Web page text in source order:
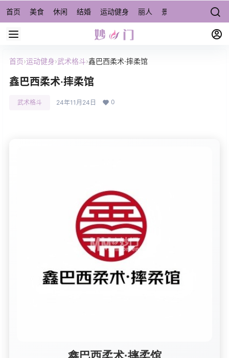
首页 美食 休闲 结婚 运动健身 丽人 景点/周边游 宠物
首页›运动健身›武术格斗›鑫巴西柔术·摔柔馆
鑫巴西柔术·摔柔馆
武术格斗 24年11月24日 0